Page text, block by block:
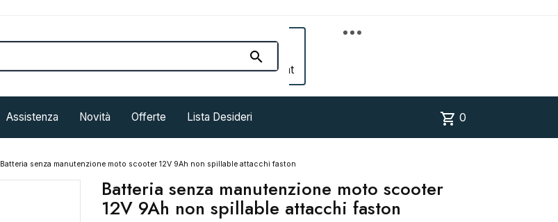


Account
Assistenza Novità Offerte Lista Desideri shopping_cart 0
Batteria senza manutenzione moto scooter 12V 9Ah non spillable attacchi faston
Batteria senza manutenzione moto scooter
12V 9Ah non spillable attacchi faston